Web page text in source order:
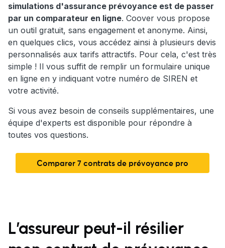
simulations d'assurance prévoyance est de passer
par un comparateur en ligne. Coover vous propose
un outil gratuit, sans engagement et anonyme. Ainsi,
en quelques clics, vous accédez ainsi à plusieurs devis
personnalisés aux tarifs attractifs. Pour cela, c'est très
simple ! Il vous suffit de remplir un formulaire unique
en ligne en y indiquant votre numéro de SIREN et
votre activité.
Si vous avez besoin de conseils supplémentaires, une
équipe d'experts est disponible pour répondre à
toutes vos questions.
Comparer 7 contrats de prévoyance pro
L’assureur peut-il résilier